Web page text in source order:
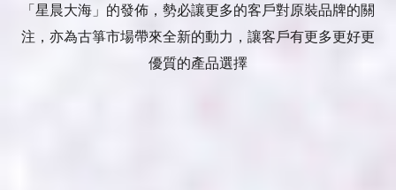
「星晨大海」的發佈，勢必讓更多的客戶對原裝品牌的關
注，亦為古箏市場帶來全新的動力，讓客戶有更多更好更
優質的產品選擇